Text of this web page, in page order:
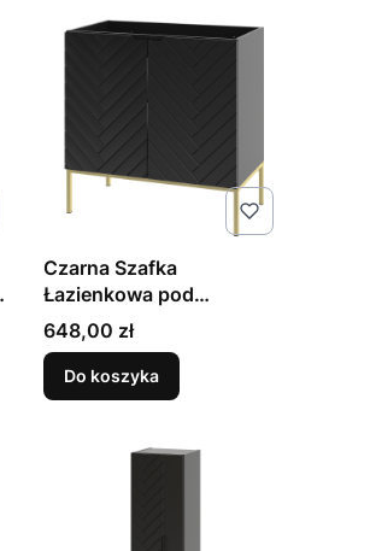
Czarna Szafka
Łazienkowa pod
Umywalkę 80cm Złoty
Stelaż Aspen
Cena
648,00 zł
Do koszyka